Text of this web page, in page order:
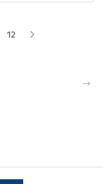
12